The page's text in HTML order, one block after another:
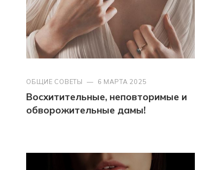
ОБЩИЕ СОВЕТЫ — 6 МАРТА 2025
Восхитительные, неповторимые и
обворожительные дамы!